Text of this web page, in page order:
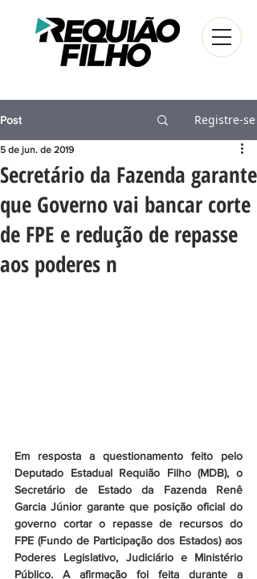
Post Registre-se
Secretário da Fazenda garante
que Governo vai bancar corte
de FPE e redução de repasse
aos poderes n
5 de jun. de 2019
Em resposta a questionamento feito pelo
Deputado Estadual Requião Filho (MDB), o
Secretário de Estado da Fazenda Renê
Garcia Júnior garante que posição oficial do
governo cortar o repasse de recursos do
FPE (Fundo de Participação dos Estados) aos
Poderes Legislativo, Judiciário e Ministério
Público. A afirmação foi feita durante a